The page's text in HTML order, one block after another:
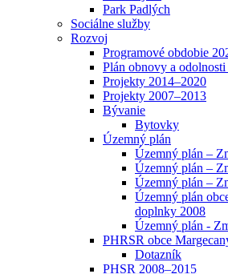
Park Padlých
Sociálne služby
Rozvoj
Programové obdobie
Plán obnovy a odolnosti
Projekty 2014–2020
Projekty 2007–2013
Bývanie
Bytovky
Územný plán
Územný plán –
Územný plán –
Územný plán –
Územný plán
doplnky 2008
Územný plán -
PHRSR obce
Dotazník
PHSR 2008–2015